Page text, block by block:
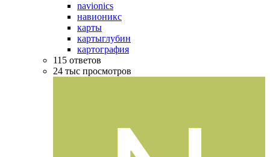
navionics
навионикс
карты
картыглубин
картография
115 ответов
24 тыс просмотров